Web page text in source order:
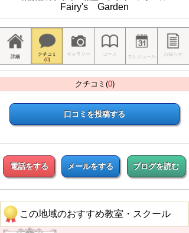
Fairy's Garden
詳細
クチコミ
(0)
ギャラリー コース スケジュール お知らせ
クチコミ(0)
口コミを投稿する
電話をする メールをする ブログを読む
この地域のおすすめ教室・スクール